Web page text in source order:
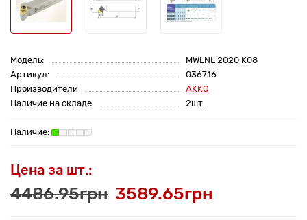
Модель:
MWLNL 2020 K08
Артикул:
036716
Производители
AKKO
Наличие на складе
2шт.
Цена за шт.:
4486.95грн 3589.65грн